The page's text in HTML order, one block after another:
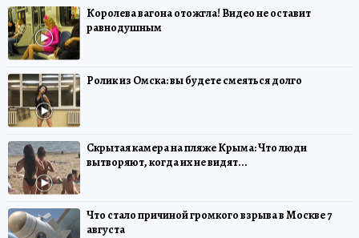
Королева вагона отожгла! Видео не оставит
равнодушным
Ролик из Омска: вы будете смеяться долго
Скрытая камера на пляже Крыма: Что люди
вытворяют, когда их не видят...
Что стало причиной громкого взрыва в Москве 7
августа